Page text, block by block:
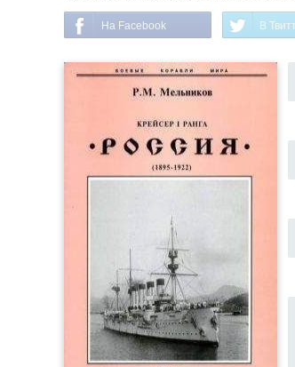
На Facebook В